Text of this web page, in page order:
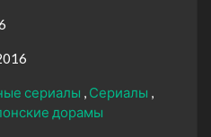
сериалы
Сериалы
дорамы